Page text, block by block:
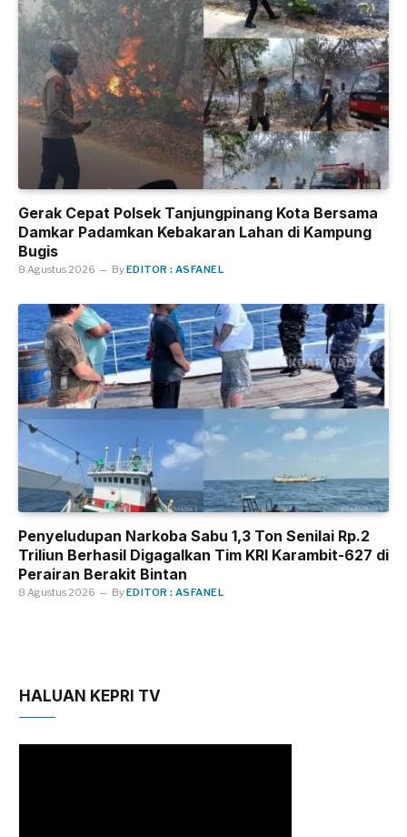
Gerak Cepat Polsek Tanjungpinang Kota Bersama
Damkar Padamkan Kebakaran Lahan di Kampung
Bugis
8 Agustus 2026 ByEDITOR : ASFANEL
Penyeludupan Narkoba Sabu 1,3 Ton Senilai Rp.2
Triliun Berhasil Digagalkan Tim KRI Karambit-627 di
Perairan Berakit Bintan
8 Agustus 2026 ByEDITOR : ASFANEL
HALUAN KEPRI TV